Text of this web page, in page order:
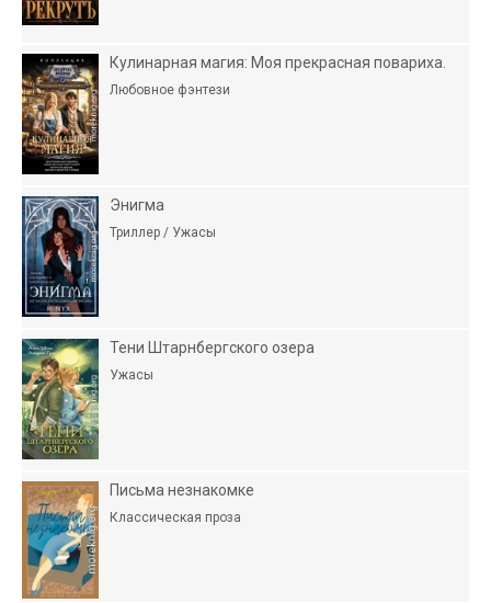
Кулинарная магия: Моя прекрасная повариха.
Любовное фэнтези
Энигма
Триллер / Ужасы
Тени Штарнбергского озера
Ужасы
Письма незнакомке
Классическая проза